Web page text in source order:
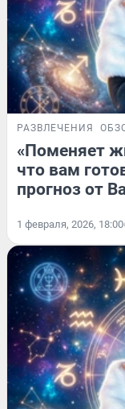
РАЗВЛЕЧЕНИЯ
«Поменяет
что вам
прогноз от
1 февраля, 2026, 18:00